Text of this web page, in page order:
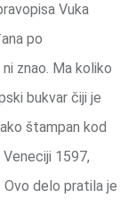
Vuka
po
znao. Ma koliko
bukvar čiji je
štampan kod
1597,
delo pratila je